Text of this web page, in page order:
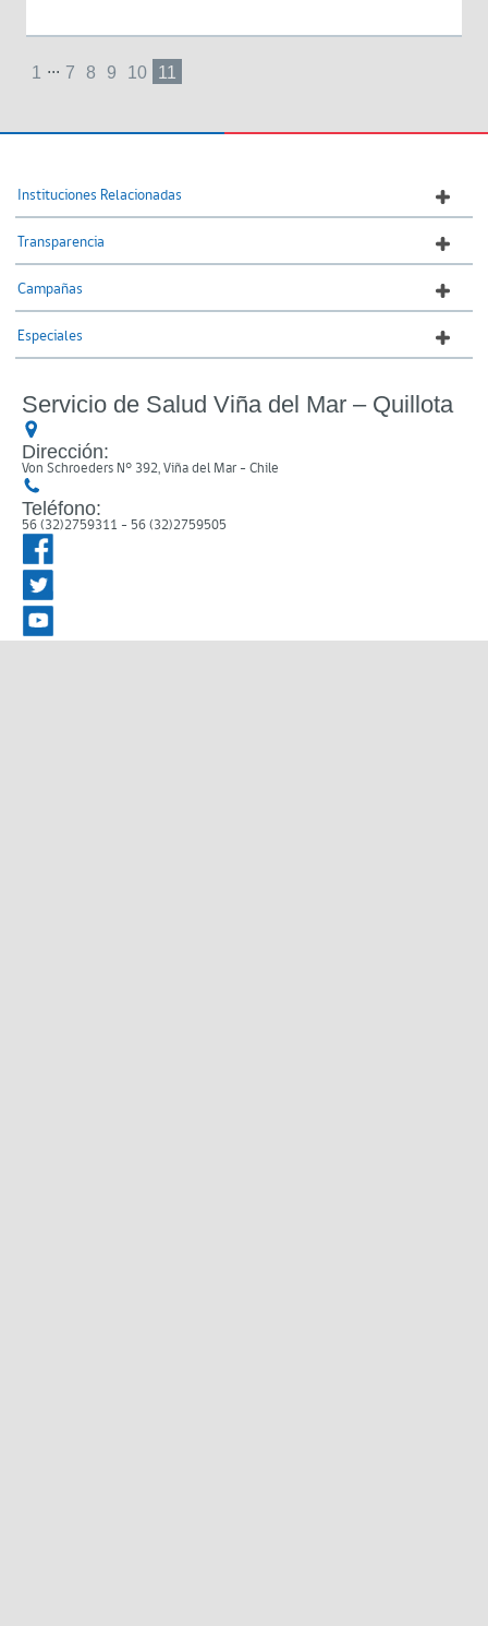
1 ... 7 8 9 10 11
Instituciones Relacionadas
Transparencia
Campañas
Especiales
Servicio de Salud Viña del Mar – Quillota
Dirección:
Von Schroeders N° 392, Viña del Mar - Chile
Teléfono:
56 (32)2759311 - 56 (32)2759505